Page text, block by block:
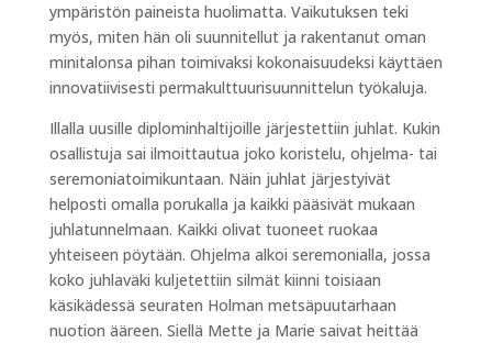
ympäristön paineista huolimatta. Vaikutuksen teki
myös, miten hän oli suunnitellut ja rakentanut oman
minitalonsa pihan toimivaksi kokonaisuudeksi käyttäen
innovatiivisesti permakulttuurisuunnittelun työkaluja.
Illalla uusille diplominhaltijoille järjestettiin juhlat. Kukin
osallistuja sai ilmoittautua joko koristelu, ohjelma- tai
seremoniatoimikuntaan. Näin juhlat järjestyivät
helposti omalla porukalla ja kaikki pääsivät mukaan
juhlatunnelmaan. Kaikki olivat tuoneet ruokaa
yhteiseen pöytään. Ohjelma alkoi seremonialla, jossa
koko juhlaväki kuljetettiin silmät kiinni toisiaan
käsikädessä seuraten Holman metsäpuutarhaan
nuotion ääreen. Siellä Mette ja Marie saivat heittää